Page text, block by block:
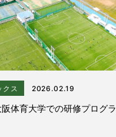
クス 2026.02.19
体育大学での研修プログラ